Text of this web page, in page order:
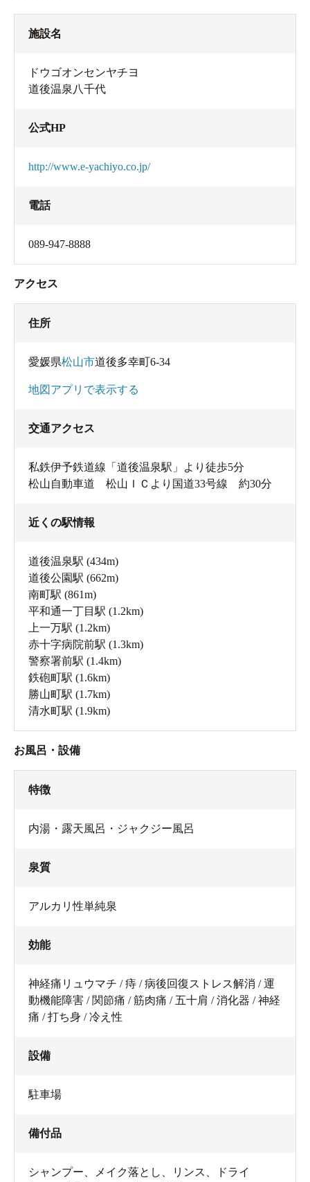
施設名
ドウゴオンセンヤチヨ
道後温泉八千代
公式HP
http://www.e-yachiyo.co.jp/
電話
089-947-8888
アクセス
住所
愛媛県松山市道後多幸町6-34
地図アプリで表示する
交通アクセス
私鉄伊予鉄道線「道後温泉駅」より徒歩5分
松山自動車道 松山ＩＣより国道33号線 約30分
近くの駅情報
道後温泉駅 (434m)
道後公園駅 (662m)
南町駅 (861m)
平和通一丁目駅 (1.2km)
上一万駅 (1.2km)
赤十字病院前駅 (1.3km)
警察署前駅 (1.4km)
鉄砲町駅 (1.6km)
勝山町駅 (1.7km)
清水町駅 (1.9km)
お風呂・設備
特徴
内湯・露天風呂・ジャクジー風呂
泉質
アルカリ性単純泉
効能
神経痛リュウマチ / 痔 / 病後回復ストレス解消 / 運
動機能障害 / 関節痛 / 筋肉痛 / 五十肩 / 消化器 / 神経
痛 / 打ち身 / 冷え性
設備
駐車場
備付品
シャンプー メイク落とし リンス
ドライ